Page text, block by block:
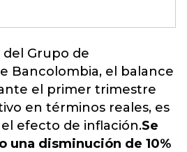
Grupo de
Bancolombia, el balance
el primer trimestre
en términos reales, es
efecto de inflación.Se
una disminución de 10%